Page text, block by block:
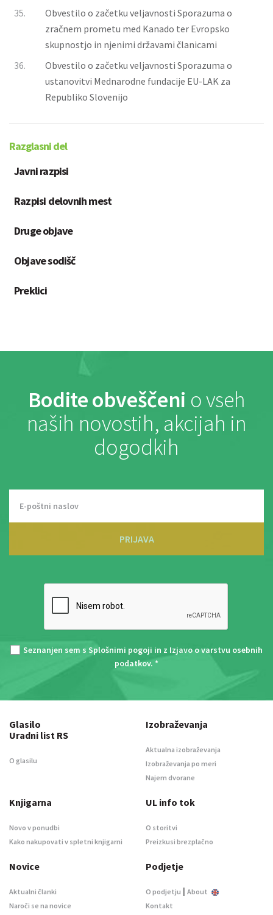
35.
Obvestilo o začetku veljavnosti Sporazuma o
zračnem prometu med Kanado ter Evropsko
skupnostjo in njenimi državami članicami
36.
Obvestilo o začetku veljavnosti Sporazuma o
ustanovitvi Mednarodne fundacije EU-LAK za
Republiko Slovenijo
Razglasni del
Javni razpisi
Razpisi delovnih mest
Druge objave
Objave sodišč
Preklici
Bodite obveščeni o vseh
naših novostih, akcijah in
dogodkih
PRIJAVA
Seznanjen sem s Splošnimi pogoji in z Izjavo o varstvu osebnih
podatkov. *
Glasilo
Uradni list RS
O glasilu
Izobraževanja
Aktualna izobraževanja
Izobraževanja po meri
Najem dvorane
Knjigarna
Novo v ponudbi
Kako nakupovati v spletni knjigarni
UL info tok
O storitvi
Preizkusi brezplačno
Novice
Aktualni članki
Naroči se na novice
Podjetje
O podjetju | About
Kontakt